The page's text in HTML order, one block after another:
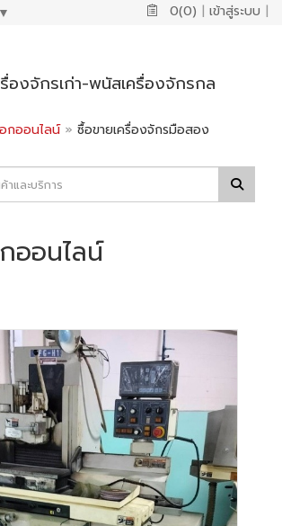
▼ 0(0) | เข้าสู่ระบบ |
องจักรเก่า-พนัสเครื่องจักรกล
กออนไลน์ » ซื้อขายเครื่องจักรมือสอง
ออนไลน์